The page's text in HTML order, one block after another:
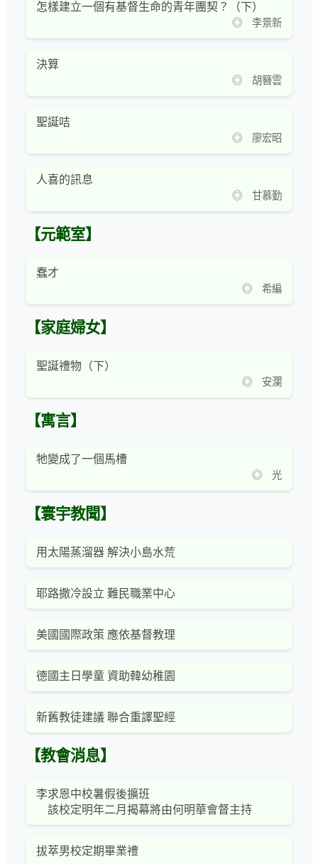
怎樣建立一個有基督生命的青年團契？（下）
◎ 李景新
決算
◎ 胡簪雲
聖誕咭
◎ 廖宏昭
人喜的訊息
◎ 甘慕勤
【元範室】
蠢才
◎ 希編
【家庭婦女】
聖誕禮物（下）
◎ 安瀾
【寓言】
牠變成了一個馬槽
◎ 光
【寰宇教聞】
用太陽蒸溜器 解決小島水荒
耶路撒冷設立 難民職業中心
美國國際政策 應依基督教理
德國主日學童 資助韓幼稚園
新舊教徒建議 聯合重譯聖經
【教會消息】
李求恩中校暑假後擴班
該校定明年二月揭幕將由何明華會督主持
拔萃男校定期畢業禮